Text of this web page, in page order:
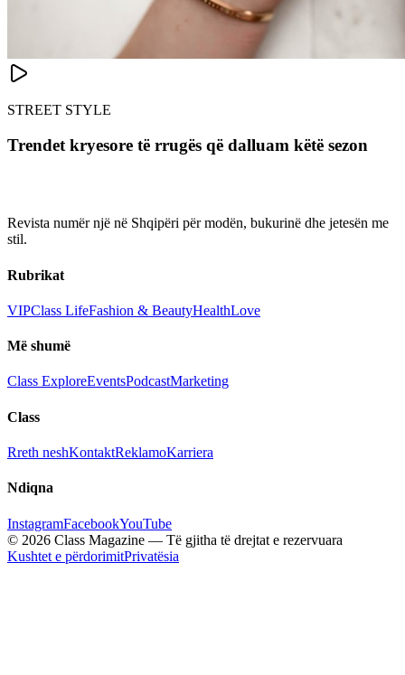
STREET STYLE
Trendet kryesore të rrugës që dalluam këtë sezon
Revista numër një në Shqipëri për modën, bukurinë dhe jetesën me
stil.
Rubrikat
VIPClass LifeFashion & BeautyHealthLove
Më shumë
Class ExploreEventsPodcastMarketing
Class
Rreth neshKontaktReklamoKarriera
Ndiqna
InstagramFacebookYouTube
© 2026 Class Magazine — Të gjitha të drejtat e rezervuara
Kushtet e përdorimitPrivatësia